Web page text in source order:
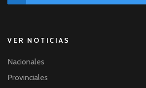
VER NOTICIAS
Nacionales
Provinciales